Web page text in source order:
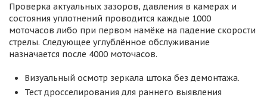
Проверка актуальных зазоров, давления в камерах и
состояния уплотнений проводится каждые 1000
моточасов либо при первом намёке на падение скорости
стрелы. Следующее углублённое обслуживание
назначается после 4000 моточасов.
Визуальный осмотр зеркала штока без демонтажа.
Тест дросселирования для раннего выявления